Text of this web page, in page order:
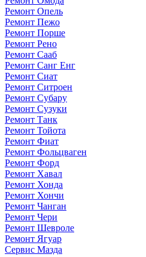
Ремонт Опель
Ремонт Пежо
Ремонт Порше
Ремонт Рено
Ремонт Сааб
Ремонт Санг Енг
Ремонт Сиат
Ремонт Ситроен
Ремонт Субару
Ремонт Сузуки
Ремонт Танк
Ремонт Тойота
Ремонт Фиат
Ремонт Фольцваген
Ремонт Форд
Ремонт Хавал
Ремонт Хонда
Ремонт Хончи
Ремонт Чанган
Ремонт Чери
Ремонт Шевроле
Ремонт Ягуар
Сервис Мазда